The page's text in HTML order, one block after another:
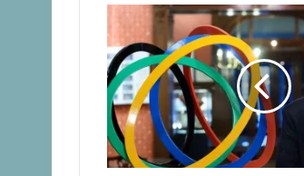
Late el Sur: la canción